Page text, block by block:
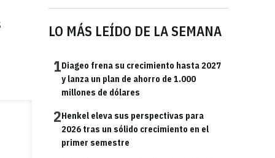
LO MÁS LEÍDO DE LA SEMANA
1Diageo frena su crecimiento hasta 2027
y lanza un plan de ahorro de 1.000
millones de dólares
2Henkel eleva sus perspectivas para
2026 tras un sólido crecimiento en el
primer semestre